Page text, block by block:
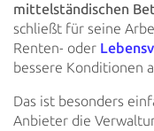
mittelständischen
schließt für seine
Renten- oder
bessere Konditionen
Das ist besonders
Anbieter die